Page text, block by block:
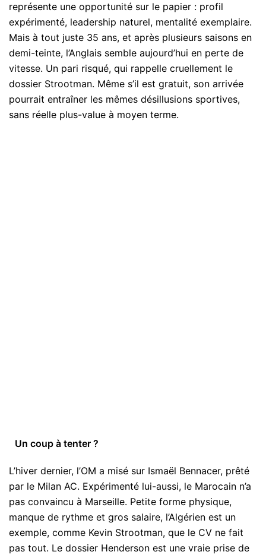
représente une opportunité sur le papier : profil
expérimenté, leadership naturel, mentalité exemplaire.
Mais à tout juste 35 ans, et après plusieurs saisons en
demi-teinte, l’Anglais semble aujourd’hui en perte de
vitesse. Un pari risqué, qui rappelle cruellement le
dossier Strootman. Même s’il est gratuit, son arrivée
pourrait entraîner les mêmes désillusions sportives,
sans réelle plus-value à moyen terme.
Un coup à tenter ?
L’hiver dernier, l’OM a misé sur Ismaël Bennacer, prêté
par le Milan AC. Expérimenté lui-aussi, le Marocain n’a
pas convaincu à Marseille. Petite forme physique,
manque de rythme et gros salaire, l’Algérien est un
exemple, comme Kevin Strootman, que le CV ne fait
pas tout. Le dossier Henderson est une vraie prise de